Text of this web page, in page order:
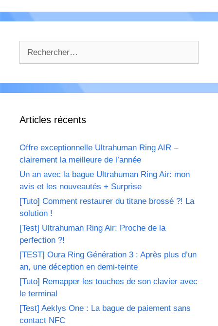
Articles récents
Offre exceptionnelle Ultrahuman Ring AIR –
clairement la meilleure de l’année
Un an avec la bague Ultrahuman Ring Air: mon
avis et les nouveautés + Surprise
[Tuto] Comment restaurer du titane brossé ?! La
solution !
[Test] Ultrahuman Ring Air: Proche de la
perfection ?!
[TEST] Oura Ring Génération 3 : Après plus d’un
an, une déception en demi-teinte
[Tuto] Remapper les touches de son clavier avec
le terminal
[Test] Aeklys One : La bague de paiement sans
contact NFC